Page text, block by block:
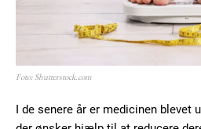
Foto: Shutterstock.com
I de senere år er medicinen blevet